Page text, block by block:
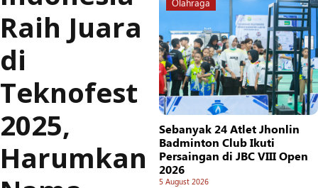
Raih Juara
di
Teknofest
2025,
Harumkan
Olahraga
Sebanyak 24 Atlet Jhonlin
Badminton Club Ikuti
Persaingan di JBC VIII Open
2026
5 August 2026